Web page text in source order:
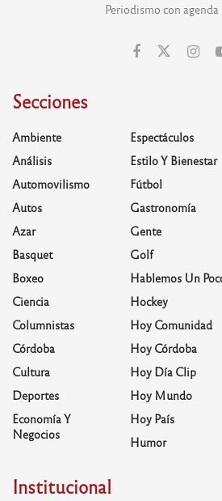
Periodismo con agenda
Secciones
Ambiente
Análisis
Automovilismo
Autos
Azar
Basquet
Boxeo
Ciencia
Columnistas
Córdoba
Cultura
Deportes
Economía Y
Negocios
Espectáculos
Estilo Y Bienestar
Fútbol
Gastronomía
Gente
Golf
Hablemos Un
Hockey
Hoy Comunidad
Hoy Córdoba
Hoy Día Clip
Hoy Mundo
Hoy País
Humor
Institucional